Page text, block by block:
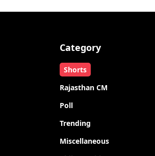
Category
Shorts
Rajasthan CM
Poll
Trending
Miscellaneous